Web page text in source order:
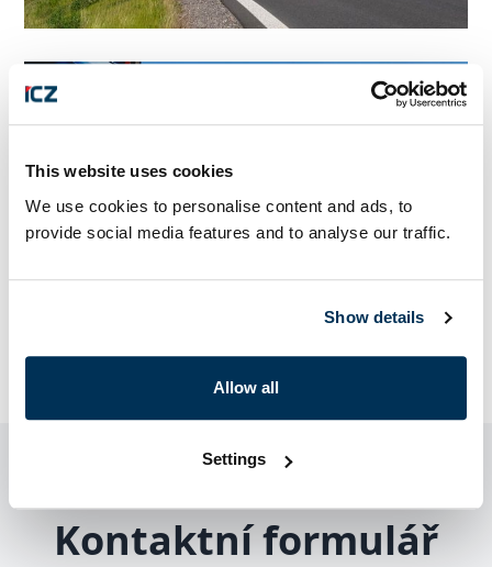
This website uses cookies
We use cookies to personalise content and ads, to
provide social media features and to analyse our traffic.
Show details
Allow all
Settings
Kontaktní formulář